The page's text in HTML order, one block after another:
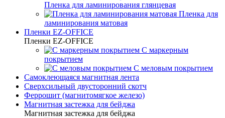
Пленка для ламинирования глянцевая
Пленка для
ламинирования матовая
Пленки EZ-OFFICE
Пленки EZ-OFFICE
С маркерным
покрытием
С меловым покрытием
Самоклеющаяся магнитная лента
Сверхсильный двусторонний скотч
Феррошит (магнитомягкое железо)
Магнитная застежка для бейджа
Магнитная застежка для бейджа